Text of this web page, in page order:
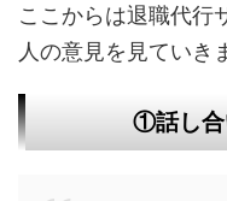
ここからは退職代行
人の意見を見ていき
①話し合